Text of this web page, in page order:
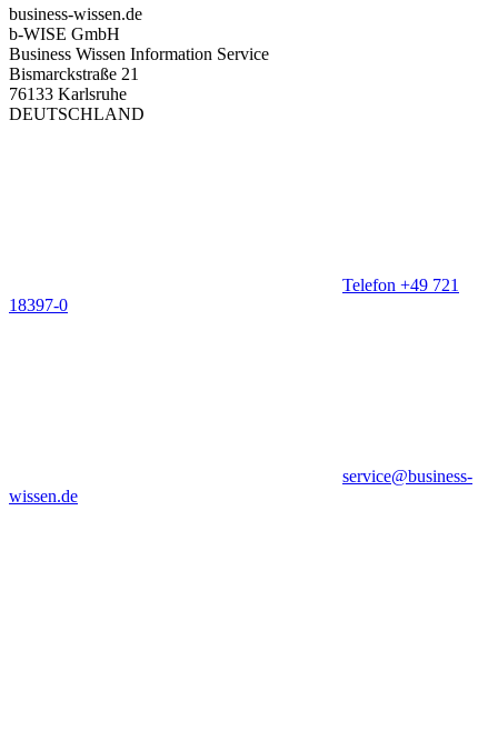
business-wissen.de
b-WISE GmbH
Business Wissen Information Service
Bismarckstraße 21
76133 Karlsruhe
DEUTSCHLAND
Telefon +49 721
18397-0
service@business-
wissen.de